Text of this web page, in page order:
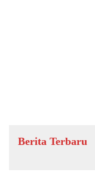
Berita Terbaru